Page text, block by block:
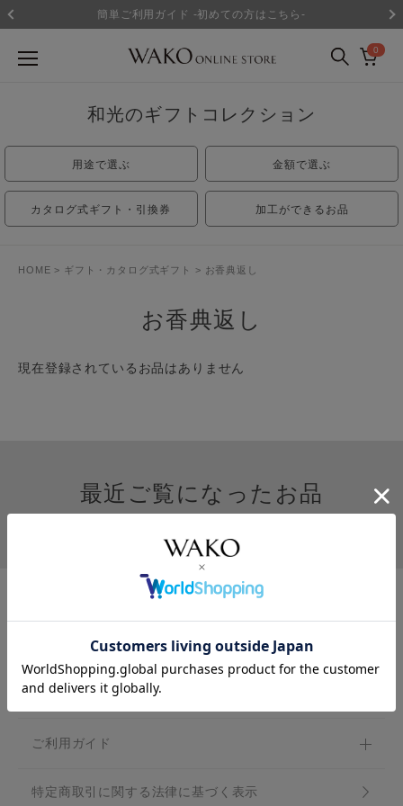
簡単ご利用ガイド -初めての方はこちら-
0
和光のギフトコレクション
用途で選ぶ 金額で選ぶ
カタログ式ギフト・引換券 加工ができるお品
HOME ギフト・カタログ式ギフト お香典返し
お香典返し
現在登録されているお品はありません
最近ご覧になったお品
カテゴリ一覧
ご利用ガイド
特定商取引に関する法律に基づく表示